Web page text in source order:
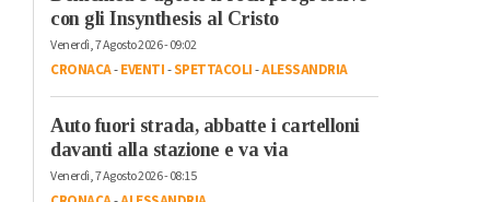
con gli Insynthesis al Cristo
Venerdì, 7 Agosto 2026 - 09:02
CRONACA-EVENTI-SPETTACOLI-ALESSANDRIA
Auto fuori strada, abbatte i cartelloni
davanti alla stazione e va via
Venerdì, 7 Agosto 2026 - 08:15